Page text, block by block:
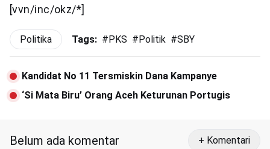
[vvn/inc/okz/*]
Politika Tags: # PKS # Politik #SBY
Kandidat No 11 Tersmiskin Dana Kampanye
‘Si Mata Biru’ Orang Aceh Keturunan Portugis
Belum ada komentar + Komentari